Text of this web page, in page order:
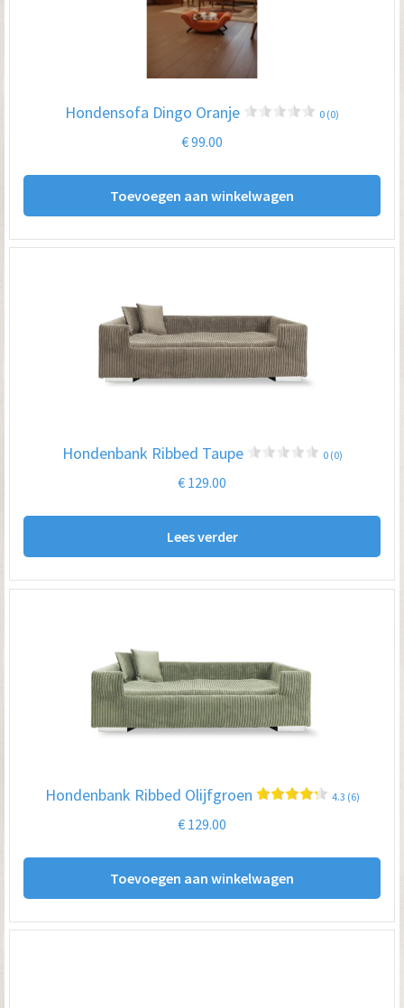
Hondensofa Dingo Oranje 0 (0)
€99.00
Toevoegen aan winkelwagen
Hondenbank Ribbed Taupe 0 (0)
€ 129.00
Lees verder
Hondenbank Ribbed Olijfgroen 4.3 (6)
€ 129.00
Toevoegen aan winkelwagen